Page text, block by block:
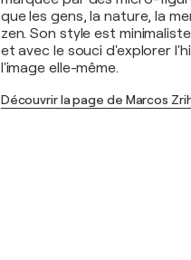
que les gens, la nature, la
zen. Son style est
et avec le souci d'explorer
l'image elle-même.
Découvrir la page de Marcos